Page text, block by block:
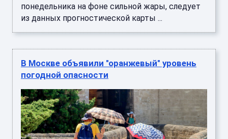
понедельника на фоне сильной жары, следует
из данных прогностической карты ...
В Москве объявили "оранжевый" уровень
погодной опасности